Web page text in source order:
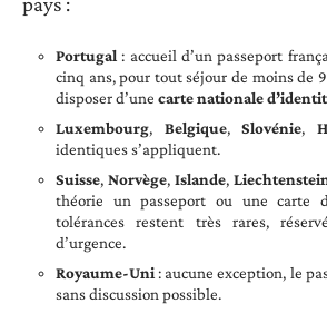
Portugal : accueil d’un passeport
cinq ans, pour tout séjour de moins de
disposer d’une carte nationale
Luxembourg, Belgique, Slovénie,
identiques s’appliquent.
Suisse,Norvège,Islande,
théorie un passeport ou une carte
tolérances restent très rares,
d’urgence.
Royaume-Uni: aucune exception, le
sans discussion possible.